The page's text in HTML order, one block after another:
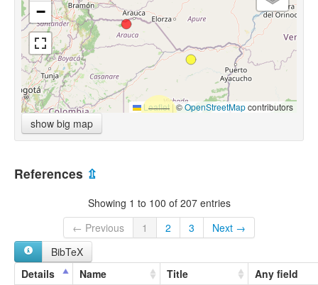
−
Leaflet |©OpenStreetMapcontributors
show big map
References ⇫
Showing 1 to 100 of 207 entries
← Previous
1 2 3
Next →
BibTeX
Details
Name Title Any field